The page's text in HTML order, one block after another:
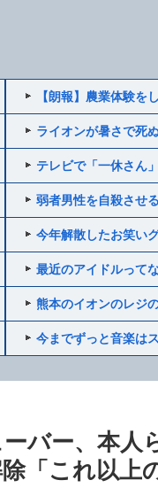
【朗報】農業体験を
ライオンが暑さで死
テレビで「一休さん
弱者男性を自殺させ
今年解散したお笑い
最近のアイドルって
熊本のイオンのレジ
今までずっと音楽は
バー、本
これ以上の